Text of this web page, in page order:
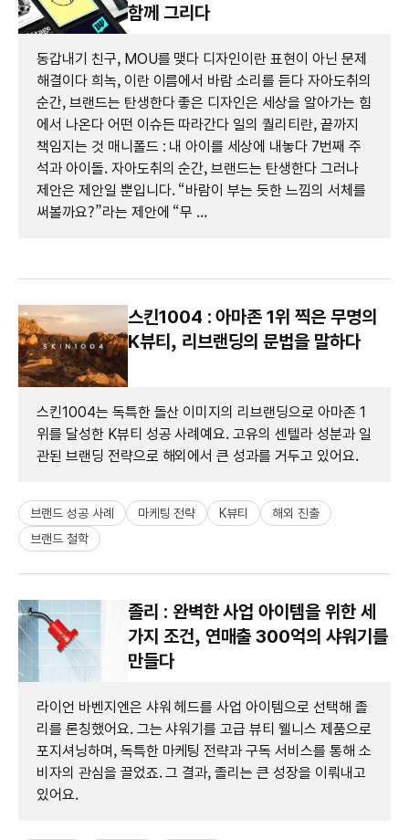
함께 그리다
동갑내기 친구, MOU를 맺다 디자인이란 표현이 아닌 문제
해결이다 희녹, 이란 이름에서 바람 소리를 듣다 자아도취의
순간, 브랜드는 탄생한다 좋은 디자인은 세상을 알아가는 힘
에서 나온다 어떤 이슈든 따라간다 일의 퀄리티란, 끝까지
책임지는 것 매니폴드 : 내 아이를 세상에 내놓다 7번째 주
석과 아이돌. 자아도취의 순간, 브랜드는 탄생한다 그러나
제안은 제안일 뿐입니다. “바람이 부는 듯한 느낌의 서체를
써볼까요?”라는 제안에 “무 ...
스킨1004 : 아마존 1위 찍은 무명의
K뷰티, 리브랜딩의 문법을 말하다
스킨1004는 독특한 돌산 이미지의 리브랜딩으로 아마존 1
위를 달성한 K뷰티 성공 사례예요. 고유의 센텔라 성분과 일
관된 브랜딩 전략으로 해외에서 큰 성과를 거두고 있어요.
브랜드 성공 사례 마케팅 전략 K뷰티
해외 진출
브랜드 철학
졸리 : 완벽한 사업 아이템을 위한 세
가지 조건, 연매출 300억의 샤워기를
만들다
라이언 바벤지엔은 샤워 헤드를 사업 아이템으로 선택해 졸
리를 론칭했어요. 그는 샤워기를 고급 뷰티 웰니스 제품으로
포지셔닝하며, 독특한 마케팅 전략과 구독 서비스를 통해 소
비자의 관심을 끌었죠. 그 결과, 졸리는 큰 성장을 이뤄내고
있어요.